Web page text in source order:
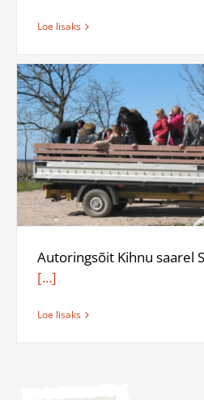
Loe lisaks
Autoringsõit Kihnu saarel
[...]
Loe lisaks